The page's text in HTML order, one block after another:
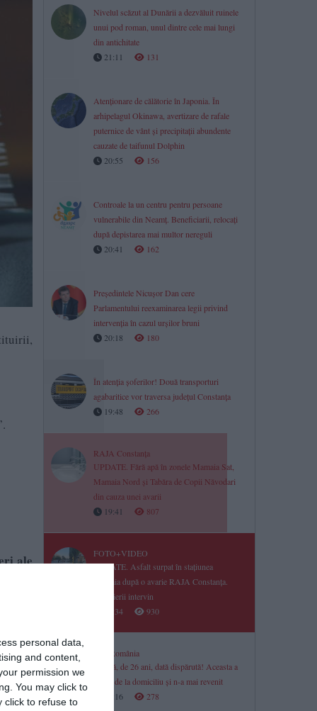
personal data,
and content,
permission we
You may click to
click to refuse to
ale
Nivelul scăzut al Dunării a dezvăluit ruinele
unui pod roman, unul dintre cele mai lungi
din antichitate
21:11
131
Atenționare de călătorie în Japonia. În
arhipelagul Okinawa, avertizare de rafale
puternice de vânt și precipitații abundente
cauzate de taifunul Dolphin
20:55
156
Controale la un centru pentru persoane
vulnerabile din Neamț. Beneficiarii, relocați
după depistarea mai multor nereguli
20:41
162
Președintele Nicușor Dan cere
Parlamentului reexaminarea legii privind
intervenția în cazul urșilor bruni
20:18
180
În atenția șoferilor! Două transporturi
agabaritice vor traversa județul Constanța
19:48
266
RAJA Constanța
UPDATE. Fără apă în zonele Mamaia Sat,
Mamaia Nord și Tabăra de Copii Năvodari
din cauza unei avarii
19:41
807
FOTO+VIDEO
UPDATE. Asfalt surpat în stațiunea
Mamaia după o avarie RAJA Constanța.
Pompierii intervin
19:34
930
Știri România
Tânără, de 26 ani, dată dispărută! Aceasta a
plecat de la domiciliu și n-a mai revenit
19:16
278